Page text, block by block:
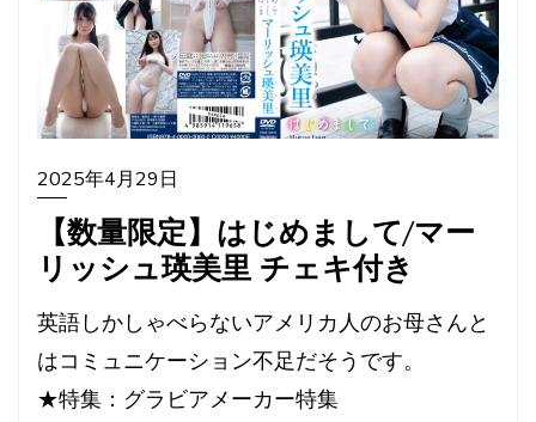
2025年4月29日
【数量限定】はじめまして/マー
リッシュ瑛美里 チェキ付き
英語しかしゃべらないアメリカ人のお母さんと
はコミュニケーション不足だそうです。
★特集：グラビアメーカー特集